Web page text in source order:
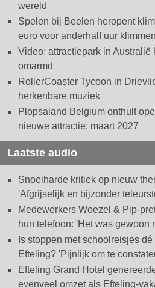
wereld
Spelen bij Beelen heropent
euro voor anderhalf uur klimmen
Video: attractiepark in Australië
omarmd
RollerCoaster Tycoon in
herkenbare muziek
Plopsaland Belgium onthult
nieuwe attractie: maart 2027
Laatste audio
Snoeiharde kritiek op nieuw
'Afgrijselijk en bijzonder
Medewerkers Woezel & Pip-
hun telefoon: 'Het was gewoon
Is stoppen met schoolreisjes
Efteling? 'Pijnlijk om te
Efteling Grand Hotel
evenveel omzet als Efteling-